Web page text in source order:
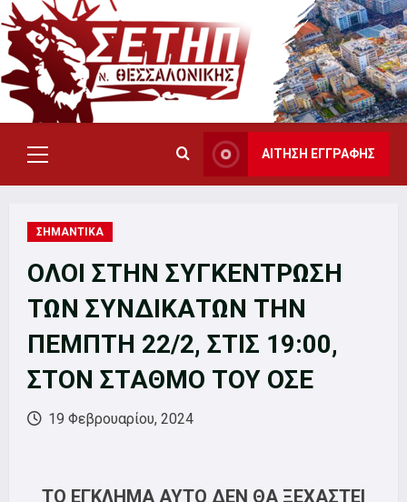
Skip
to
content
Primary
Menu
ΑΙΤΗΣΗ ΕΓΓΡΑΦΗΣ
ΣΗΜΑΝΤΙΚΑ
ΟΛΟΙ ΣΤΗΝ ΣΥΓΚΕΝΤΡΩΣΗ
ΤΩΝ ΣΥΝΔΙΚΑΤΩΝ ΤΗΝ
ΠΕΜΠΤΗ 22/2, ΣΤΙΣ 19:00,
ΣΤΟΝ ΣΤΑΘΜΟ ΤΟΥ ΟΣΕ
19 Φεβρουαρίου, 2024
ΤΟ ΕΓΚΛΗΜΑ ΑΥΤΟ ΔΕΝ ΘΑ ΞΕΧΑΣΤΕΙ